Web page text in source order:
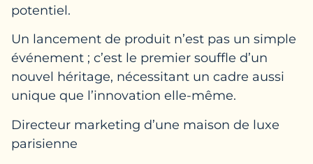
potentiel.
Un lancement de produit n’est pas un simple
événement ; c’est le premier souffle d’un
nouvel héritage, nécessitant un cadre aussi
unique que l’innovation elle-même.
Directeur marketing d’une maison de luxe
parisienne